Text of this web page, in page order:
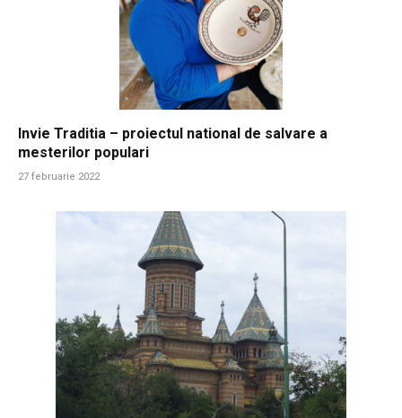
Invie Traditia – proiectul national de salvare a
mesterilor populari
27 februarie 2022